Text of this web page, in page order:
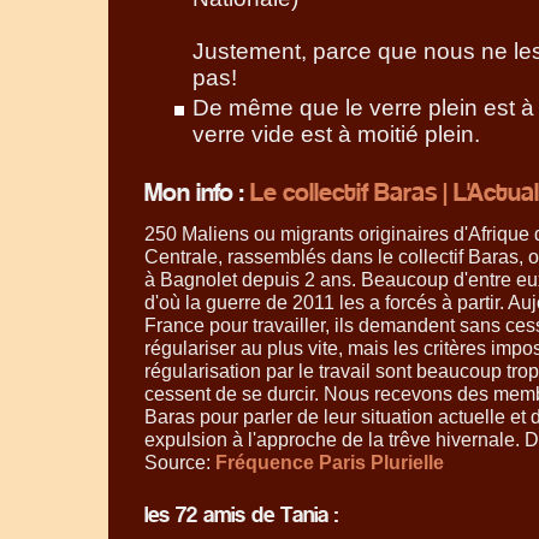
Justement, parce que nous ne
pas!
De même que le verre plein est
verre vide est à moitié plein.
Mon info :Le collectif Baras |
250 Maliens ou migrants originaires d'Afrique
Centrale, rassemblés dans le collectif Baras,
à Bagnolet depuis 2 ans. Beaucoup d'entre
d'où la guerre de 2011 les a forcés à partir.
France pour travailler, ils demandent sans
régulariser au plus vite, mais les critères
régularisation par le travail sont beaucoup
cessent de se durcir. Nous recevons des
Baras pour parler de leur situation actuelle et
expulsion à l'approche de la trêve hivernale.
Source: Fréquence Paris Plurielle
les 72 amis de Tania :